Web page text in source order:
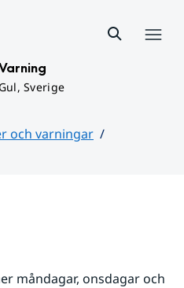
Sverige
och varningar
måndagar, onsdagar och